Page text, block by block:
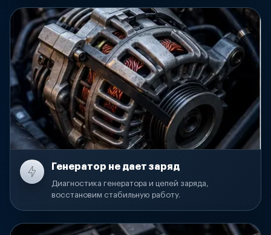
Генератор не дает заряд
Диагностика генератора и цепей заряда,
восстановим стабильную работу.